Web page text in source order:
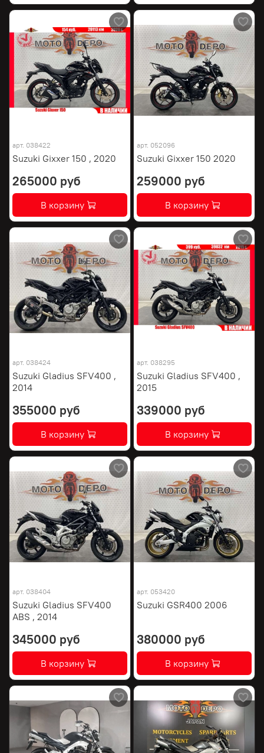
арт. 038422
Suzuki Gixxer 150 , 2020
265000 руб
В корзину
арт. 052096
Suzuki Gixxer 150 2020
259000 руб
В корзину
арт. 038424
Suzuki Gladius SFV400 ,
2014
355000 руб
В корзину
арт. 038295
Suzuki Gladius SFV400 ,
2015
339000 руб
В корзину
арт. 038404
Suzuki Gladius SFV400
ABS , 2014
345000 руб
В корзину
арт. 053420
Suzuki GSR400 2006
380000 руб
В корзину